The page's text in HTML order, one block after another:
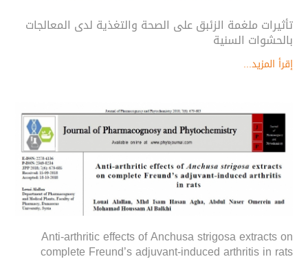
تأثيرات ملغمة الزئبق على الصحة والتغذية لدى المعالجات
بالحشوات السنية
إقرأ المزيد...
Anti-arthritic effects of Anchusa strigosa extracts on
complete Freund’s adjuvant-induced arthritis in rats